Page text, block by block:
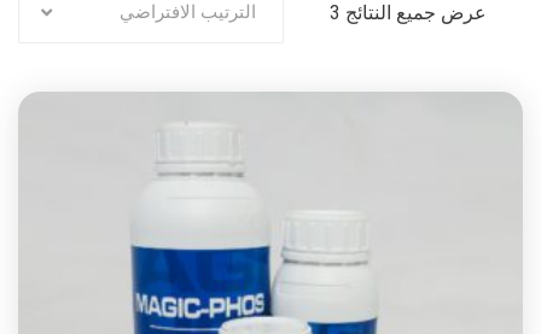
عرض جميع النتائج 3 الترتيب الافتراضي